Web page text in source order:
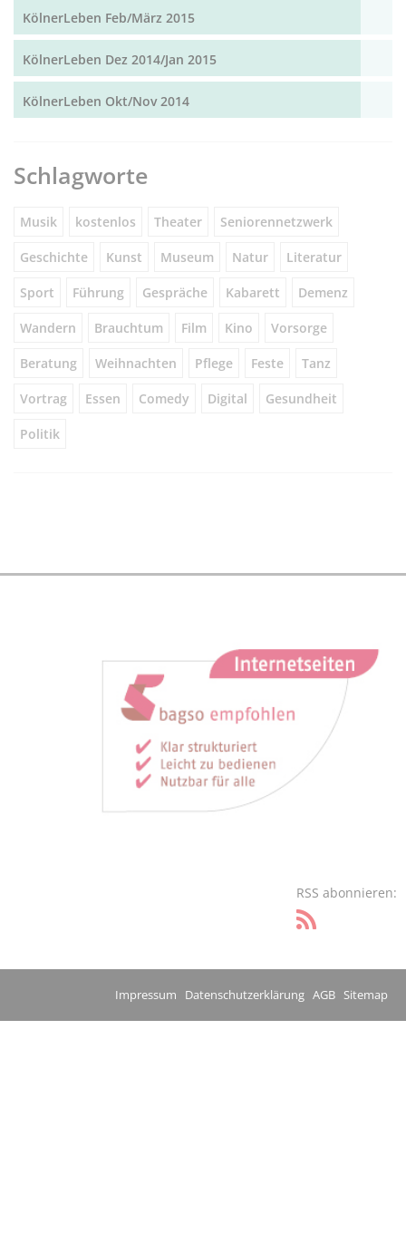
KölnerLeben Feb/März 2015
KölnerLeben Dez 2014/Jan 2015
KölnerLeben Okt/Nov 2014
Schlagworte
Musik kostenlos Theater Seniorennetzwerk
Geschichte Kunst Museum Natur Literatur
Sport Führung Gespräche Kabarett Demenz
Wandern Brauchtum Film Kino Vorsorge
Beratung Weihnachten Pflege Feste Tanz
Vortrag Essen Comedy Digital Gesundheit
Politik
RSS abonnieren:
Impressum Datenschutzerklärung AGB Sitemap